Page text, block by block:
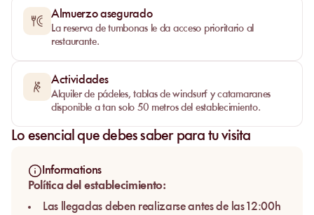
Almuerzo asegurado
La reserva de tumbonas le da acceso prioritario al
restaurante.
Actividades
Alquiler de pádeles, tablas de windsurf y catamaranes
disponible a tan solo 50 metros del establecimiento.
Lo esencial que debes saber para tu visita
Informations
Política del establecimiento:
Las llegadas deben realizarse antes de las 12:00h